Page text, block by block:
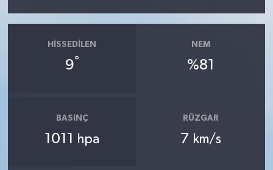
HISSEDILEN
9°
NEM
%81
BASINÇ
1011 hpa
RÜZGAR
7 km/s